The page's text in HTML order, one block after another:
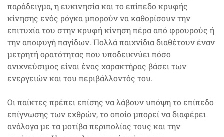
παράδειγμα, η ευκινησία και το επίπεδο κρυφής
κίνησης ενός ρόγκα μπορούν να καθορίσουν την
επιτυχία του στην κρυφή κίνηση πέρα από φρουρούς ή
την αποφυγή παγίδων. Πολλά παιχνίδια διαθέτουν έναν
μετρητή ορατότητας που υποδεικνύει πόσο
ανιχνεύσιμος είναι ένας χαρακτήρας βάσει των
ενεργειών και του περιβάλλοντός του.
Οι παίκτες πρέπει επίσης να λάβουν υπόψη το επίπεδο
επίγνωσης των εχθρών, το οποίο μπορεί να διαφέρει
ανάλογα με τα μοτίβα περιπολίας τους και την